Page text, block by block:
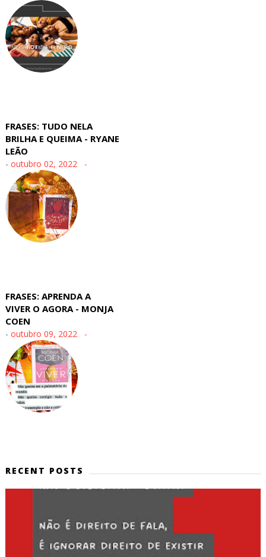
FRASES: TUDO NELA
BRILHA E QUEIMA - RYANE
LEÃO
- outubro 02, 2022
FRASES: APRENDA A
VIVER O AGORA - MONJA
COEN
- outubro 09, 2022
RECENT POSTS